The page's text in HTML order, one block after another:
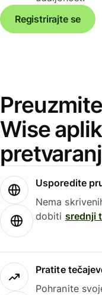
Registrirajte se
Wise
Usporedite
Nema
dobiti srednji
Pratite
Pohranite